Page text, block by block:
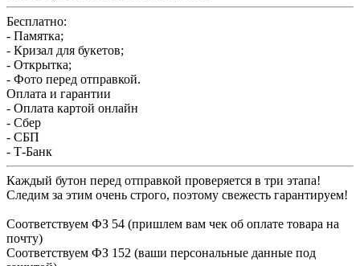
Бесплатно:
- Памятка;
- Кризал для букетов;
- Открытка;
- Фото перед отправкой.
Оплата и гарантии
- Оплата картой онлайн
- Сбер
- СБП
- Т-Банк
Каждый бутон перед отправкой проверяется в три этапа!
Следим за этим очень строго, поэтому свежесть гарантируем!
Соответствуем ФЗ 54 (пришлем вам чек об оплате товара на
почту)
Соответствуем ФЗ 152 (ваши персональные данные под